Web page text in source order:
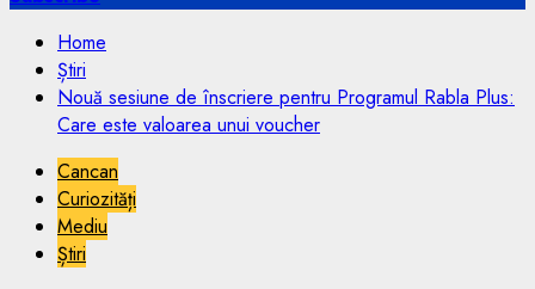
Home
Știri
Nouă sesiune de înscriere pentru Programul Rabla Plus:
Care este valoarea unui voucher
Cancan
Curiozități
Mediu
Știri